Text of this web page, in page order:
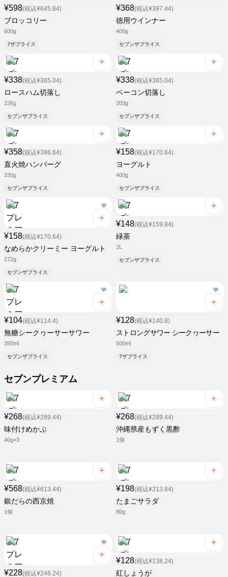
¥598(税込¥645.84)
ブロッコリー
600g
7ザプライス
¥368(税込¥397.44)
徳用ウインナー
400g
セブンザプライス
¥338(税込¥365.04)
ロースハム切落し
226g
セブンザプライス
¥338(税込¥365.04)
ベーコン切落し
203g
セブンザプライス
¥358(税込¥386.64)
直火焼ハンバーグ
330g
セブンザプライス
¥158(税込¥170.64)
ヨーグルト
400g
セブンザプライス
¥158(税込¥170.64)
なめらかクリーミー ヨーグルト
272g
セブンザプライス
¥148(税込¥159.84)
緑茶
2L
セブンザプライス
¥104(税込¥114.4)
無糖シークヮーサーサワー
350ml
セブンザプライス
¥128(税込¥140.8)
ストロングサワー シークヮーサー
500ml
7ザプライス
セブンプレミアム
¥268(税込¥289.44)
味付けめかぶ
40g×3
¥268(税込¥289.44)
沖縄県産もずく黒酢
1個
¥568(税込¥613.44)
銀だらの西京焼
1個
¥198(税込¥213.84)
たまごサラダ
80g
¥228(税込¥246.24)
¥128(税込¥138.24)
紅しょうが